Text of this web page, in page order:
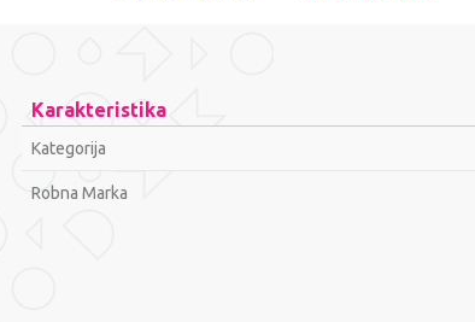
Karakteristika
Kategorija
Robna Marka